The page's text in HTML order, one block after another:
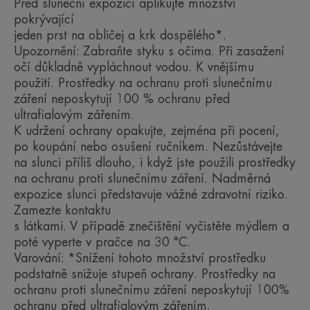
nabízí každodenní vysokou
ochranu před UVB, UVA a
modrým světlem HEV, a chrání tak
pleť před fotostárnutím.
Výhoda
Ultra lehká textura a odstín přizpůsobený všem
tónům pleti pro krásnou, sjednocenou a chráněnou
pleť.
Benefity
Ultra Fluid Perfector SPF50+ nabízí každodenní
vysokou ochranu před UVB, UVA a modrým
Před sluneční expozicí aplikujte množství
pokrývající
jeden prst na obličej a krk dospělého*.
Upozornění: Zabraňte styku s očima. Při zasažení
očí důkladně vypláchnout vodou. K vnějšímu
použití. Prostředky na ochranu proti slunečnímu
záření neposkytují 100 % ochranu před
ultrafialovým zářením.
K udržení ochrany opakujte, zejména při pocení,
po koupání nebo osušení ručníkem. Nezůstávejte
na slunci příliš dlouho, i když jste použili prostředky
na ochranu proti slunečnímu záření. Nadměrná
expozice slunci představuje vážné zdravotní riziko.
Zamezte kontaktu
s látkami. V případě znečištění vyčistěte mýdlem a
poté vyperte v pračce na 30 °C.
Varování: *Snížení tohoto množství prostředku
podstatně snižuje stupeň ochrany. Prostředky na
ochranu proti slunečnímu záření neposkytují 100%
ochranu před ultrafialovým zářením.